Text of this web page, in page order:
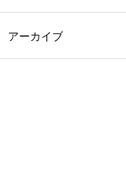
アーカイブ